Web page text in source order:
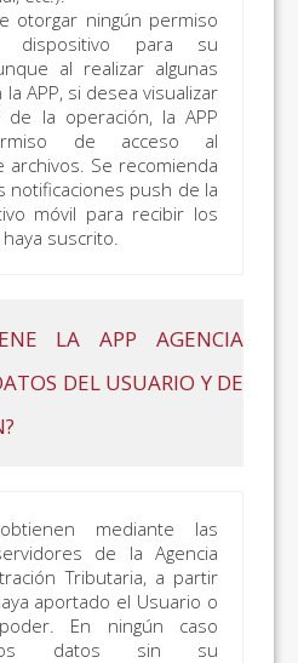
otorgar ningún permiso
dispositivo para su
al realizar algunas
APP, si desea visualizar
de la operación, la APP
de acceso al
archivos. Se recomienda
notificaciones push de la
móvil para recibir los
suscrito.
LA APP AGENCIA
DEL USUARIO Y DE
mediante las
de la Agencia
Tributaria, a partir
aportado el Usuario o
En ningún caso
los datos sin su